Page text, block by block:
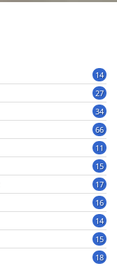
14
27
34
66
11
15
17
16
14
15
18